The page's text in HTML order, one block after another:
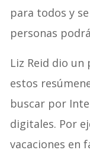
para todos y
personas
Liz Reid dio
estos
buscar por
digitales. Por
vacaciones en